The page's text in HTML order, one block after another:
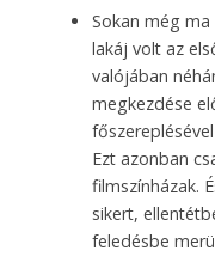
Sokan még
lakáj volt az
valójában
megkezdése
főszereplésével
Ezt azonban
filmszínházak.
sikert,
feledésbe